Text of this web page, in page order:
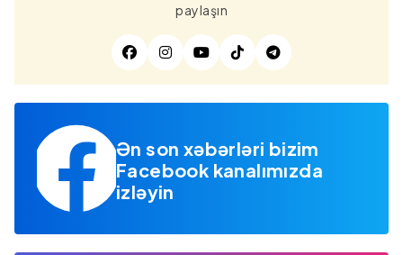
paylaşın
Ən son xəbərləri bizim
Facebook kanalımızda
izləyin